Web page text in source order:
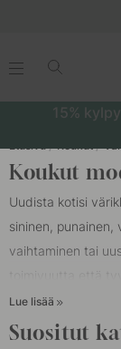
15%
Etusivu Koukut
Koukut
Uudista kotisi
sininen, punainen,
vaihtaminen tai
makuuhuone tai
Vihreät ja siniset
Lue lisää
Suositut